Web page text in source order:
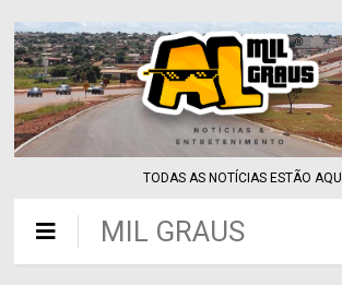
TODAS AS NOTÍCIAS ESTÃO AQUI
MIL GRAUS